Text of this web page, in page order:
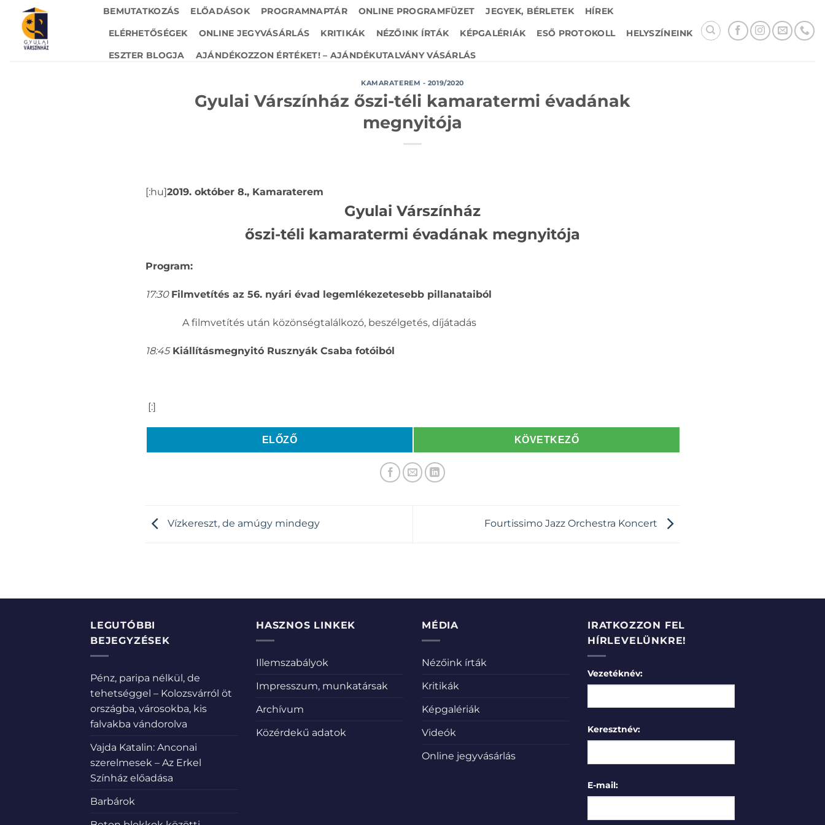
content
BEMUTATKOZÁS ELŐADÁSOK PROGRAMNAPTÁR ONLINE PROGRAMFÜZET JEGYEK, BÉRLETEK
HÍREK
ELÉRHETŐSÉGEK
ONLINE JEGYVÁSÁRLÁS KRITIKÁK NÉZŐINK ÍRTÁK KÉPGALÉRIÁK ESŐ PROTOKOLL
HELYSZÍNEINK
ESZTER BLOGJA
AJÁNDÉKOZZON ÉRTÉKET! – AJÁNDÉKUTALVÁNY VÁSÁRLÁS
KAMARATEREM - 2019/2020
Gyulai Várszínház őszi-téli kamaratermi évadának
megnyitója
[:hu]2019. október 8., Kamaraterem
Gyulai Várszínház
őszi-téli kamaratermi évadának megnyitója
Program:
17:30 Filmvetítés az 56. nyári évad legemlékezetesebb pillanataiból
A filmvetítés után közönségtalálkozó, beszélgetés, díjátadás
18:45Kiállításmegnyitó Rusznyák Csaba fotóiból
[:]
ELŐZŐ KÖVETKEZŐ
Vízkereszt, de amúgy mindegy Fourtissimo Jazz Orchestra Koncert
LEGUTÓBBI
BEJEGYZÉSEK
Pénz, paripa nélkül, de
tehetséggel – Kolozsvárról öt
országba, városokba, kis
falvakba vándorolva
Vajda Katalin: Anconai
szerelmesek – Az Erkel
Színház előadása
Barbárok
HASZNOS LINKEK
Illemszabályok
Impresszum, munkatársak
Archívum
Közérdekű adatok
MÉDIA
Nézőink írták
Kritikák
Képgalériák
Videók
Online jegyvásárlás
IRATKOZZON FEL
HÍRLEVELÜNKRE!
Vezetéknév:
Keresztnév:
E-mail: